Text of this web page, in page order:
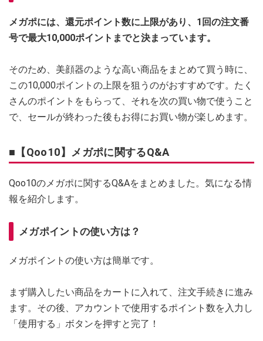
メガポには、還元ポイント数に上限があり、1回の注文番
号で最大10,000ポイントまでと決まっています。
そのため、美顔器のような高い商品をまとめて買う時に、
この10,000ポイントの上限を狙うのがおすすめです。たく
さんのポイントをもらって、それを次の買い物で使うこと
で、セールが終わった後もお得にお買い物が楽しめます。
■【Qoo10】メガポに関するQ&A
Qoo10のメガポに関するQ&Aをまとめました。気になる情
報を紹介します。
メガポイントの使い方は？
メガポイントの使い方は簡単です。
まず購入したい商品をカートに入れて、注文手続きに進み
ます。その後、アカウントで使用するポイント数を入力し
「使用する」ボタンを押すと完了！